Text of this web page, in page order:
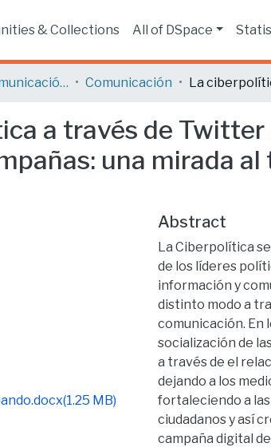
& Collections All of DSpace
Facultad de Comunicación y Tecnologías de la Información Comunicación
a través de
una mirada
(1.25 MB)
Abstract
La Ciberpolítica
de los líderes
información y
distinto modo a
comunicación. En
socialización de
a través de el
dejando a los
fortaleciendo a
ciudadanos y así
campaña digital